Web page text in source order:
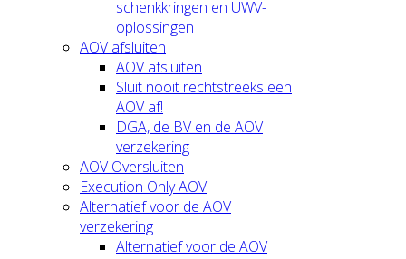
schenkkringen en UWV-
oplossingen
AOV afsluiten
AOV afsluiten
Sluit nooit rechtstreeks een
AOV af!
DGA, de BV en de AOV
verzekering
AOV Oversluiten
Execution Only AOV
Alternatief voor de AOV
verzekering
Alternatief voor de AOV